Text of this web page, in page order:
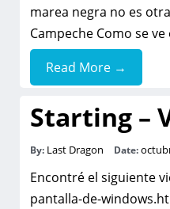
marea negra no es
Campeche Como se
Read More →
Starting –
By: Last Dragon Date:
Encontré el siguiente
pantalla-de-